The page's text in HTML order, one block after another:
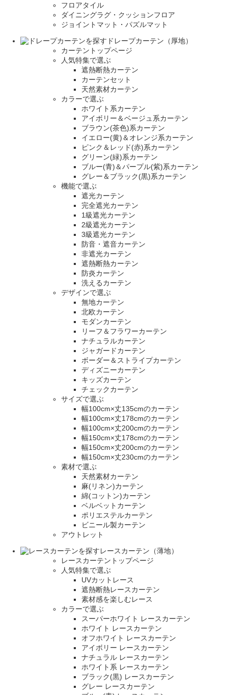
フロアタイル
ダイニングラグ・クッションフロア
ジョイントマット・パズルマット
ドレープカーテン（厚地）
カーテントップページ
人気特集で選ぶ
遮熱断熱カーテン
カーテンセット
天然素材カーテン
カラーで選ぶ
ホワイト系カーテン
アイボリー＆ベージュ系カーテン
ブラウン(茶色)系カーテン
イエロー(黄)＆オレンジ系カーテン
ピンク＆レッド(赤)系カーテン
グリーン(緑)系カーテン
ブルー(青)＆パープル(紫)系カーテン
グレー＆ブラック(黒)系カーテン
機能で選ぶ
遮光カーテン
完全遮光カーテン
1級遮光カーテン
2級遮光カーテン
3級遮光カーテン
防音・遮音カーテン
非遮光カーテン
遮熱断熱カーテン
防炎カーテン
洗えるカーテン
デザインで選ぶ
無地カーテン
北欧カーテン
モダンカーテン
リーフ＆フラワーカーテン
ナチュラルカーテン
ジャガードカーテン
ボーダー＆ストライプカーテン
ディズニーカーテン
キッズカーテン
チェックカーテン
サイズで選ぶ
幅100cm×丈135cmのカーテン
幅100cm×丈178cmのカーテン
幅100cm×丈200cmのカーテン
幅150cm×丈178cmのカーテン
幅150cm×丈200cmのカーテン
幅150cm×丈230cmのカーテン
素材で選ぶ
天然素材カーテン
麻(リネン)カーテン
綿(コットン)カーテン
ベルベットカーテン
ポリエステルカーテン
ビニール製カーテン
アウトレット
レースカーテン（薄地）
レースカーテントップページ
人気特集で選ぶ
UVカットレース
遮熱断熱レースカーテン
素材感を楽しむレース
カラーで選ぶ
スーパーホワイト レースカーテン
ホワイト レースカーテン
オフホワイト レースカーテン
アイボリー レースカーテン
ナチュラル レースカーテン
ホワイト系 レースカーテン
ブラック(黒) レースカーテン
グレー レースカーテン